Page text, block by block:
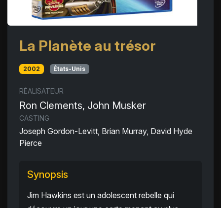
La Planète au trésor
2002 États-Unis
RÉALISATEUR
Ron Clements, John Musker
CASTING
Joseph Gordon-Levitt, Brian Murray, David Hyde
Pierce
Synopsis
Jim Hawkins est un adolescent rebelle qui